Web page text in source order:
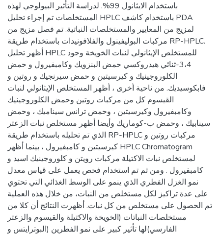
باستخدام الايثانول 99%. لدراسة التأثير البيولوجي لهذه
المستخلصات تم إجراء تحليل HPLC باستخدام كاشف PDA
لمزيج من المعايير والمستخلصات النباتية. تم فصل مزيج من
مركبات البوليفينول والفلافونيدات باستخدام طريقة RP-HPLC.
أظهر تحليل HPLC للمستخلص الإيثانولي لنبات الخويخة وجود
3،4-ثنائي هيدروكسي حمض البنزويك وكامبفيرول و حمض
الكلوروجينيك و كيرسيتين و حمض سيرنجيك و روتين و
فابكوسيديك. من ناحية أخرى ، أظهر المستخلص الإيثانولي لنبات
القيسوم كل من مركبات روتين وحمض الكلوروجينيك
وكامبفيرول وكيرسيتين ، وحمض ترانس سيناميك ، وحمض
سينابيك ، وحمض ب-كوماريك وأيضا أظهر مستخلص نبات الزعتر
الذي تم تحليله باستخدام طريقة RP-HPLC مركبات روتين و
كيرسيتين و كامبفيرول ، بينما أظهر HPLC Chromatogram
لمستخلص نبات الاكتيلة مركبات رويتن و كلوروجينيك اسيد و
كامبفيرول . ومن ثم تم استخدام فحص يعمل على قياس معدل
نمو الغزل الفطري الذي ينمو على الوسط الغذائي التي تحتوي
على عدة تراكيز لكل مستخلص من النبات، من خلال هذه العملية
تم الحصول على مستخلص من كل نبات. أظهرت النتائج أن كلا من
مستخلصات النباتات (الخويخة والاكتيلة والقيسوم والزعتر
الفارسي)لها تأثير كبير على نمو الفطرين (البوترايتس و